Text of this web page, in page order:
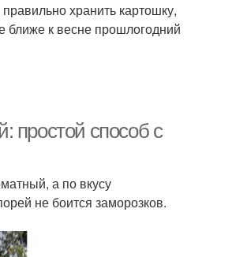
хранить картошку,
ближе к весне прошлогодний
простой способ с
а по вкусу
не боится заморозков.